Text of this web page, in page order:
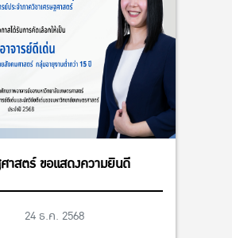
าสตร์ ขอแสดงความยินดี
24 ธ.ค. 2568